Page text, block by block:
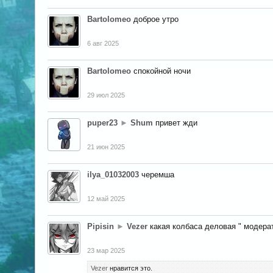
Bartolomeo доброе утро
6 авг 2025
Bartolomeo спокойной ночи
29 июл 2025
puper23 ► Shum привет жди
21 июн 2025
ilya_01032003 черемша
12 май 2025
Pipisin ► Vezer какая колбаса деловая "
23 мар 2025
Vezer нравится это.